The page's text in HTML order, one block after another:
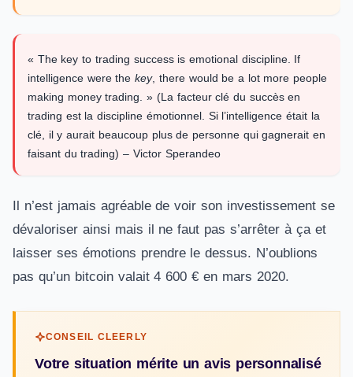
« The key to trading success is emotional discipline. If
intelligence were thekey, there would be a lot more people
making money trading. » (La facteur clé du succès en
trading est la discipline émotionnel. Si l’intelligence était la
clé, il y aurait beaucoup plus de personne qui gagnerait en
faisant du trading) – Victor Sperandeo
Il n’est jamais agréable de voir son investissement se
dévaloriser ainsi mais il ne faut pas s’arrêter à ça et
laisser ses émotions prendre le dessus. N’oublions
pas qu’un bitcoin valait 4 600 € en mars 2020.
CONSEIL CLEERLY
Votre situation mérite un avis personnalisé